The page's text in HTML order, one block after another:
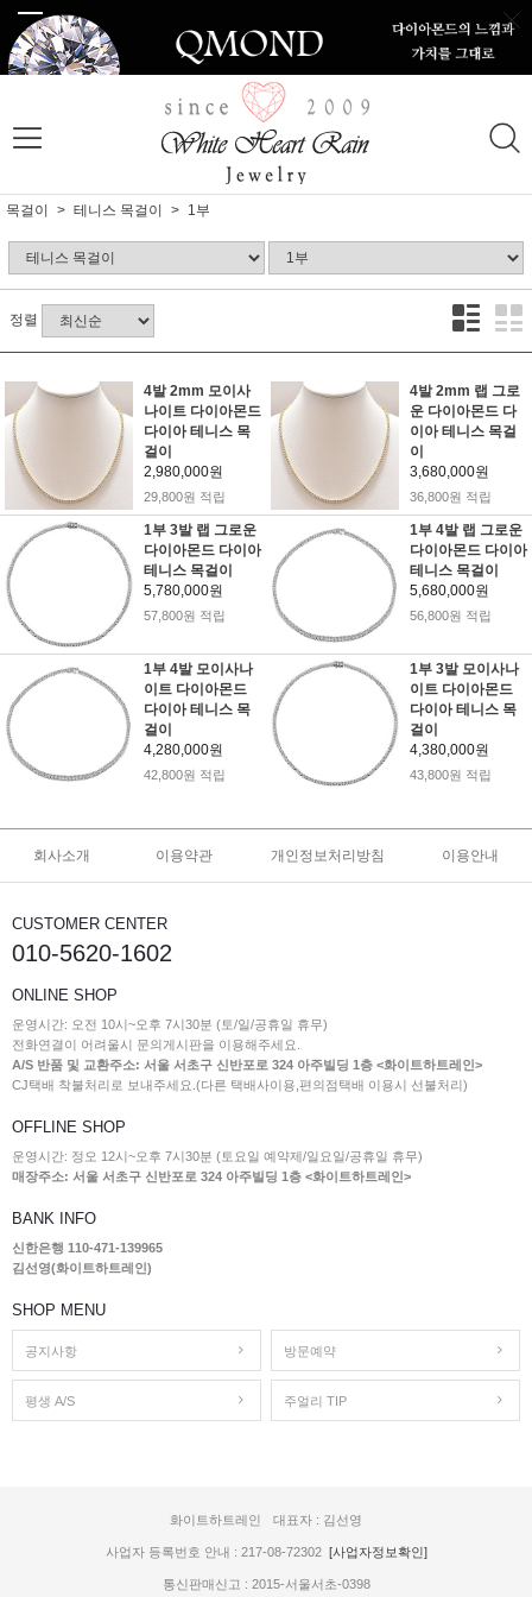
목걸이 테니스 목걸이 1부
정렬
4발 2mm 모이사
나이트 다이아몬드
다이아 테니스 목
걸이
2,980,000원
29,800원 적립
4발 2mm 랩 그로
운 다이아몬드 다
이아 테니스 목걸
이
3,680,000원
36,800원 적립
1부 3발 랩 그로운
다이아몬드 다이아
테니스 목걸이
5,780,000원
57,800원 적립
1부 4발 랩 그로운
다이아몬드 다이아
테니스 목걸이
5,680,000원
56,800원 적립
1부 4발 모이사나
이트 다이아몬드
다이아 테니스 목
걸이
4,280,000원
42,800원 적립
1부 3발 모이사나
이트 다이아몬드
다이아 테니스 목
걸이
4,380,000원
43,800원 적립
회사소개 이용약관 개인정보처리방침 이용안내
CUSTOMER CENTER
010-5620-1602
ONLINE SHOP
운영시간: 오전 10시~오후 7시30분 (토/일/공휴일 휴무)
전화연결이 어려울시 문의게시판을 이용해주세요.
A/S 반품 및 교환주소: 서울 서초구 신반포로 324 아주빌딩 1층 <화이트하트레인>
CJ택배 착불처리로 보내주세요.(다른 택배사이용,편의점택배 이용시 선불처리)
OFFLINE SHOP
운영시간: 정오 12시~오후 7시30분 (토요일 예약제/일요일/공휴일 휴무)
매장주소: 서울 서초구 신반포로 324 아주빌딩 1층 <화이트하트레인>
BANK INFO
신한은행 110-471-139965
김선영(화이트하트레인)
SHOP MENU
공지사항 방문예약
평생 A/S 주얼리 TIP
화이트하트레인 대표자 : 김선영
사업자 등록번호 안내 : 217-08-72302 [사업자정보확인]
통신판매신고 : 2015-서울서초-0398